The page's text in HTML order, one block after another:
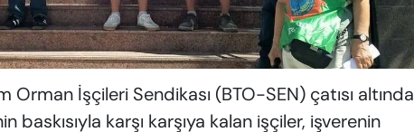
Orman İşçileri Sendikası (BTO-SEN) çatısı altında
karşı karşıya kalan işçiler, işverenin